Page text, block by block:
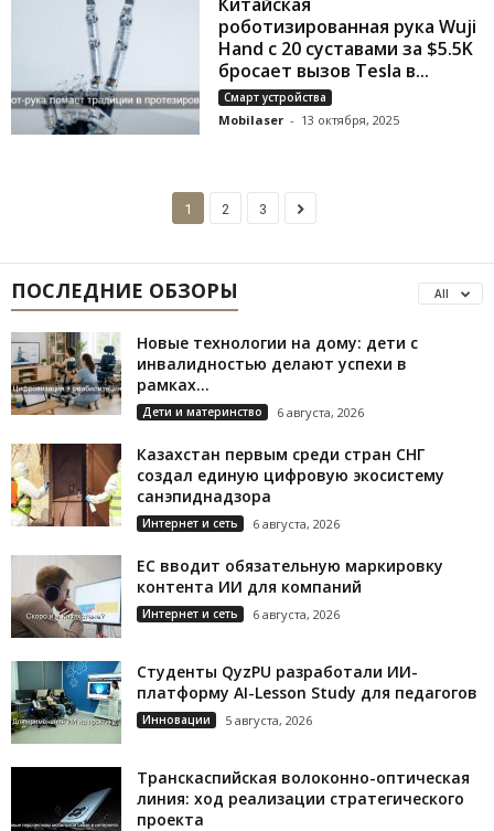
роботизированная рука Wuji
Hand с 20 суставами за $5.5K
бросает вызов Tesla в...
Смарт устройства
Mobilaser - 13 октября, 2025
1 2 3
ПОСЛЕДНИЕ ОБЗОРЫ All
Новые технологии на дому: дети с
инвалидностью делают успехи в
рамках...
Дети и материнство 6 августа, 2026
Казахстан первым среди стран СНГ
создал единую цифровую экосистему
санэпиднадзора
Интернет и сеть 6 августа, 2026
ЕС вводит обязательную маркировку
контента ИИ для компаний
Интернет и сеть 6 августа, 2026
Студенты QyzPU разработали ИИ-
платформу AI-Lesson Study для педагогов
Инновации 5 августа, 2026
Транскаспийская волоконно-оптическая
линия: ход реализации стратегического
проекта